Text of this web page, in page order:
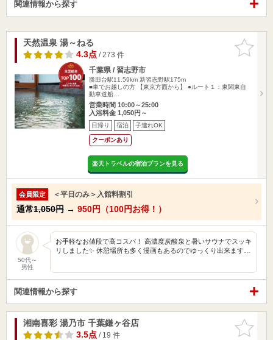
関連情報から探す
お気に入
りに追加
天然温泉 湯～ねる
4.3点/ 273 件
千葉県 / 習志野市
勝田台駅11.59km 新習志野駅175m
■車でお越しの方 【東京方面から】 ●ルート１：東関東自
動車道船…
営業時間 10:00～25:00
入浴料金 1,050円～
日帰り 宿泊 子連れOK
クーポンあり
楽天トラベルの宿泊プランを見る
会員限定 ＜平日のみ＞入館料割引
通常1,050円 → 950円（100円お得！）
50代～
男性
お手軽なお値段で高コスパ！ 高濃度炭酸泉と暑いサウナでスッキ
リしました✨ 休憩場所も多く漫画もあるのでゆっくり出来ます…
関連情報から探す
お気に入
りに追加
湘南喜彩 湯乃市 千葉鎌ヶ谷店
3.5点/ 19 件